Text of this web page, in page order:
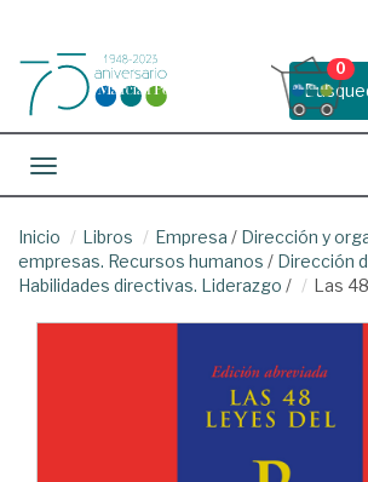
0
Toggle navigation
Inicio Libros Empresa / Dirección y
empresas. Recursos humanos / Dirección
Habilidades directivas. Liderazgo / Las